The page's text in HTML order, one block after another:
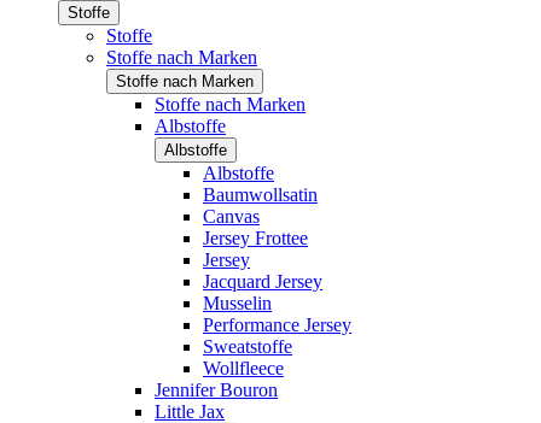
Stoffe
Stoffe
Stoffe nach Marken
Stoffe nach Marken
Stoffe nach Marken
Albstoffe
Albstoffe
Albstoffe
Baumwollsatin
Canvas
Jersey Frottee
Jersey
Jacquard Jersey
Musselin
Performance Jersey
Sweatstoffe
Wollfleece
Jennifer Bouron
Little Jax